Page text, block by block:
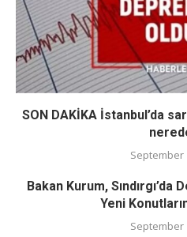
SON DAKİKA İstanbul’da
September
Bakan Kurum,
Yeni
September